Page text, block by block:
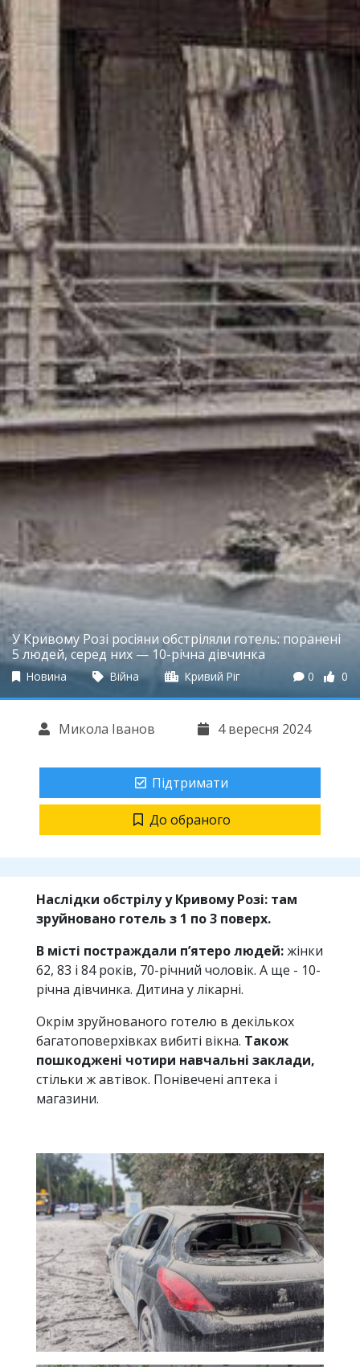
У Кривому Розі росіяни обстріляли готель: поранені
5 людей, серед них — 10-річна дівчинка
Новина Війна Кривий Ріг 0 0
Микола Іванов 4 вересня 2024
Підтримати
До обраного
Наслідки обстрілу у Кривому Розі: там
зруйновано готель з 1 по 3 поверх.
В місті постраждали пʼятеро людей:жінки
62, 83 і 84 років, 70-річний чоловік. А ще - 10-
річна дівчинка. Дитина у лікарні.
Окрім зруйнованого готелю в декількох
багатоповерхівках вибиті вікна. Також
пошкоджені чотири навчальні заклади,
стільки ж автівок. Понівечені аптека і
магазини.